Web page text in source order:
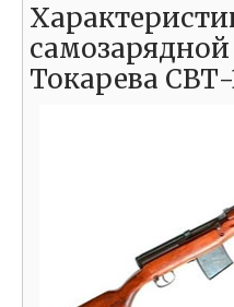
Токарева